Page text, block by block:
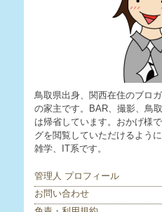
鳥取県出身、関西在住のブロ
の家主です。BAR、撮影、鳥
は帰省しています。おかげ様
グを閲覧していただけるよう
雑学、IT系です。
管理人 プロフィール
お問い合わせ